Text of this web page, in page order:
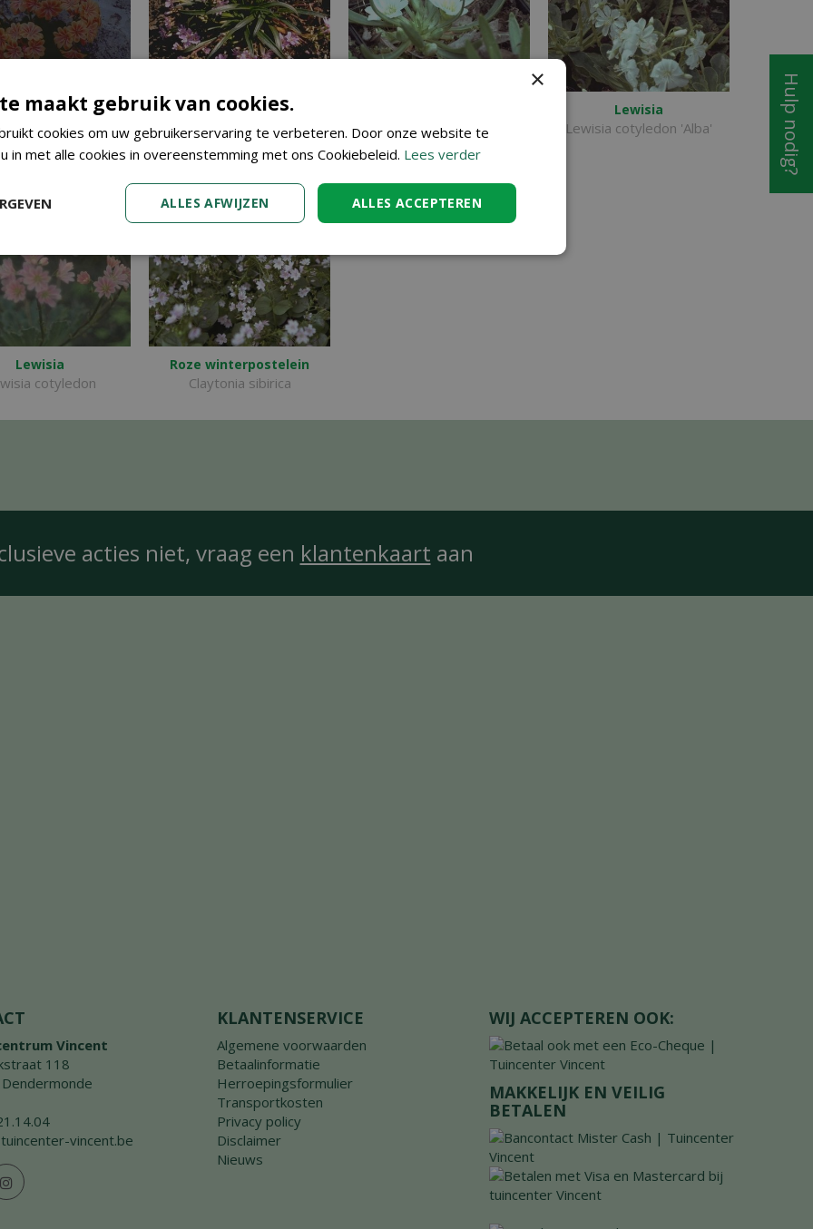
Lewisia
Sunset Hybrids
Lewisia
Lewisia pygmaea Lewisia nevadensis
Lewisia
Lewisia cotyledon 'Alba'
Lewisia
cotyledon
Roze winterpostelein
Claytonia sibirica
acties niet, vraag een klantenkaart aan
Vincent
118
vincent.be
KLANTENSERVICE
Algemene voorwaarden
Betaalinformatie
Herroepingsformulier
Transportkosten
Privacy policy
Disclaimer
Nieuws
WIJ ACCEPTEREN OOK:
MAKKELIJK EN VEILIG
BETALEN
Hulp nodig?
×
maakt gebruik van cookies.
cookies om uw gebruikerservaring te verbeteren. Door onze website te
in met alle cookies in overeenstemming met ons Cookiebeleid. Lees verder
ALLES ACCEPTEREN
ALLES AFWIJZEN